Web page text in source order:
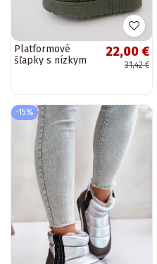
Platformové
šľapky s nízkym
22,00 €
31,42 €
-15%